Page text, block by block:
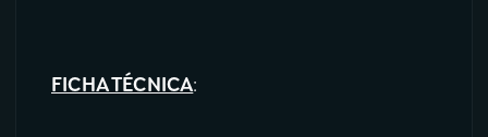
FICHA TÉCNICA: